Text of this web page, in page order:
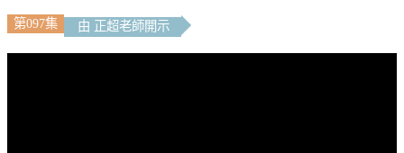
第097集 由 正超老師開示